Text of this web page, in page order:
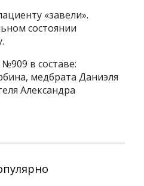
«завели».
состоянии
в составе:
медбрата Даниэля
Александра